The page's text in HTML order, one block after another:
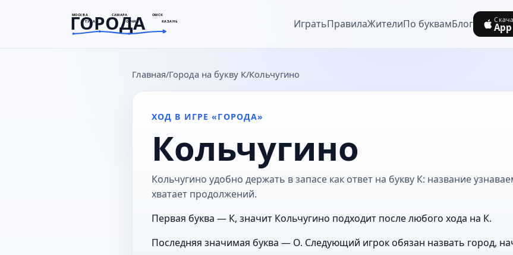
МОСКВА САМАРА ОМСК
ТУЛА СОЧИ КАЗАНЬ
ГОРОДА
goroda-na.ru ИгратьПравилаЖителиПо буквамБлог
Главная Города на букву К Кольчугино
ХОД В ИГРЕ «ГОРОДА»
Кольчугино
Кольчугино удобно держать в запасе как ответ на букву К: название
хватает продолжений.
Первая буква — К, значит Кольчугино подходит после любого хода на К.
Последняя значимая буква — О. Следующий игрок обязан назвать город,